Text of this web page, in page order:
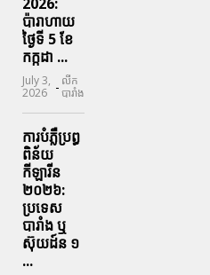
ប៉ារាហាយ
ថ្ងៃទី 5 ខែ
កក្កដា ...
July 3,
2026 - លីក
បារាំង
ការបំភ្លឺប្រព្ធ​
ពិន័យ​
កីឡារីន​
២០២៦:
ប្រទេស​
បារាំង​ ឬ​
ស៊ុយដ៍ន​ ១
...